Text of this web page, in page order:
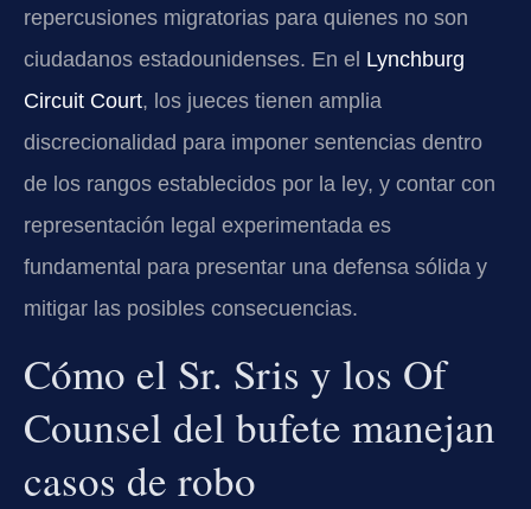
repercusiones migratorias para quienes no son
ciudadanos estadounidenses. En el Lynchburg
Circuit Court, los jueces tienen amplia
discrecionalidad para imponer sentencias dentro
de los rangos establecidos por la ley, y contar con
representación legal experimentada es
fundamental para presentar una defensa sólida y
mitigar las posibles consecuencias.
Cómo el Sr. Sris y los Of
Counsel del bufete manejan
casos de robo